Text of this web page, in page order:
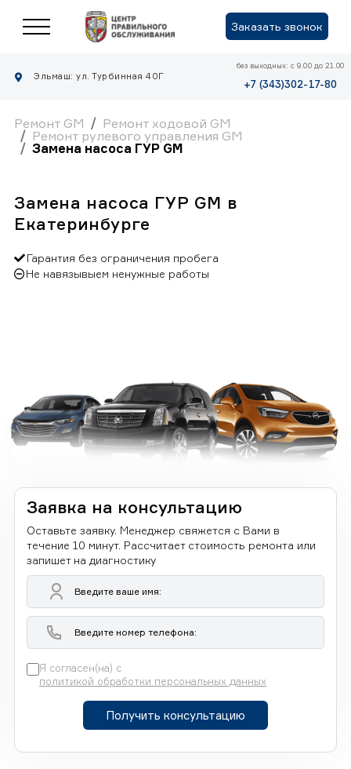
Заказать звонок
Эльмаш: ул. Турбинная 40Г
без выходных: с 9.00 до 21.00
+7 (343)302-17-80
Ремонт GM
Ремонт ходовой GM
Ремонт рулевого управления GM
Замена насоса ГУР GM
Замена насоса ГУР GM в
Екатеринбурге
Гарантия без ограничения пробега
Не навязывыем ненужные работы
Заявка на консультацию
Оставьте заявку. Менеджер свяжется с Вами в
течение 10 минут. Рассчитает стоимость ремонта или
запишет на диагностику
Я согласен(на) с
политикой обработки персональных данных
Получить консультацию